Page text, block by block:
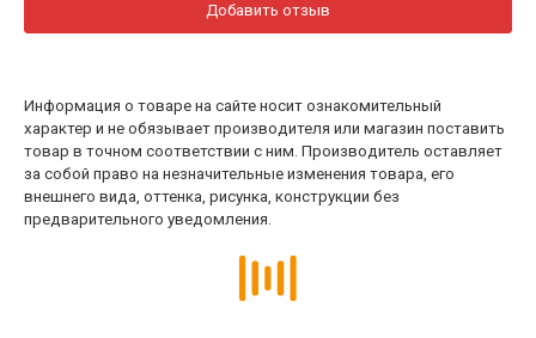
Добавить отзыв
Информация о товаре на сайте носит ознакомительный
характер и не обязывает производителя или магазин поставить
товар в точном соответствии с ним. Производитель оставляет
за собой право на незначительные изменения товара, его
внешнего вида, оттенка, рисунка, конструкции без
предварительного уведомления.